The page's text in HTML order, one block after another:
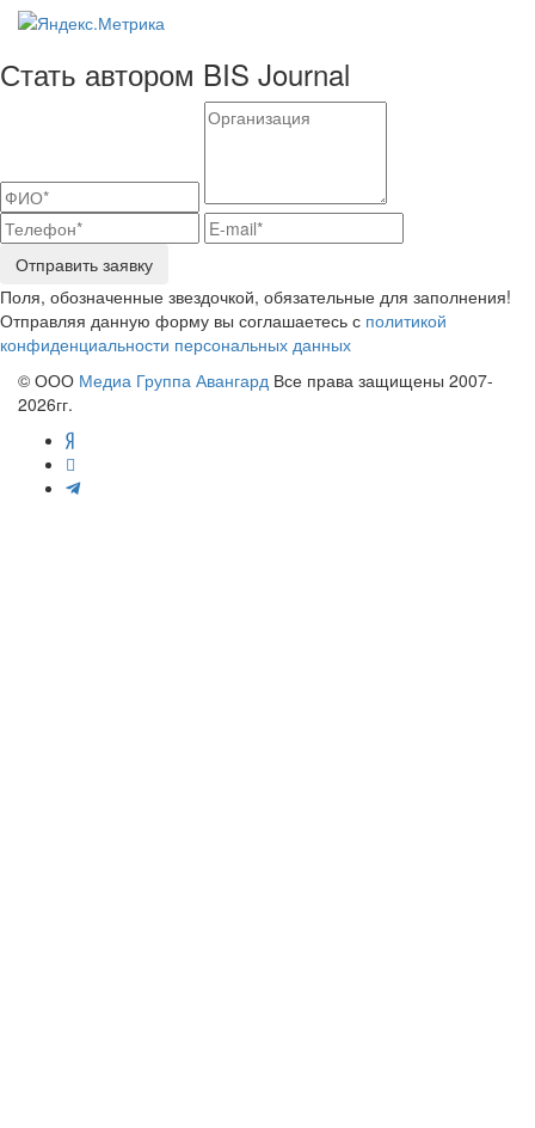
Стать автором BIS Journal
Отправить заявку
Поля, обозначенные звездочкой, обязательные для заполнения!
Отправляя данную форму вы соглашаетесь с политикой
конфиденциальности персональных данных
© ООО Медиа Группа Авангард Все права защищены 2007-
2026гг.